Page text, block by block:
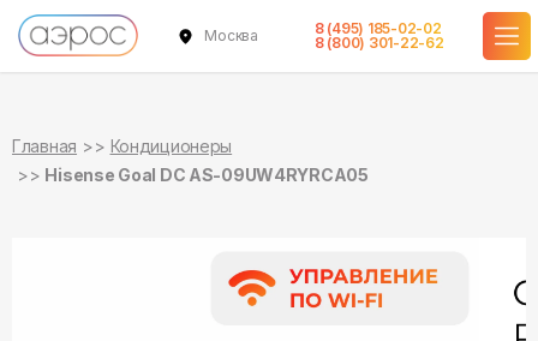
Москва
8 (495) 185-02-02
8 (800) 301-22-62
Главная
Кондиционеры
Hisense Goal DC AS-09UW4RYRCA05
в наличии
в наличии